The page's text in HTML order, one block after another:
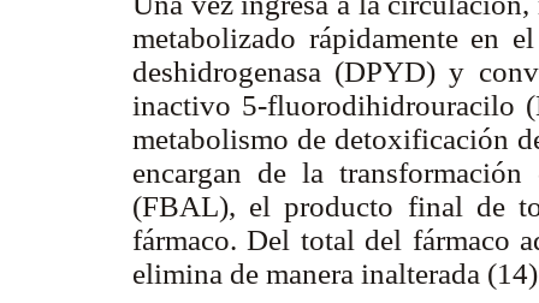
metabolizado rápidamente en
deshidrogenasa (DPYD) y
inactivo 5-fluorodihidrouracilo
metabolismo de detoxificación
encargan de la
(FBAL), el producto final de
fármaco. Del total del fármaco
elimina de manera inalterada